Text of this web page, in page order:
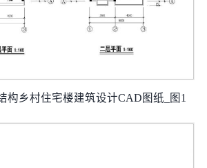
构乡村住宅楼建筑设计CAD图纸_图1